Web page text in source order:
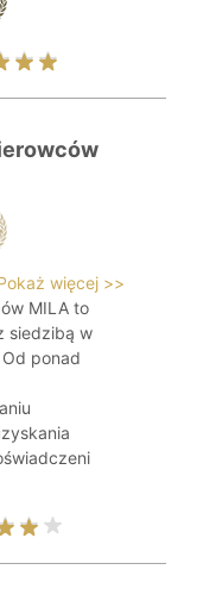
więcej >>
MILA to
siedzibą w
ponad